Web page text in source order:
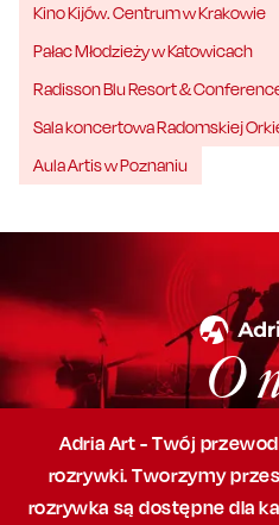
Kino Kijów. Centrum w Krakowie
Pałac Młodzieży w Katowicach
Radisson Blu Resort &
Sala koncertowa Radomskiej
Aula Artis w Poznaniu
O
Adria Art - Twój
rozrywki. Tworzymy
rozrywka są dostępne dla